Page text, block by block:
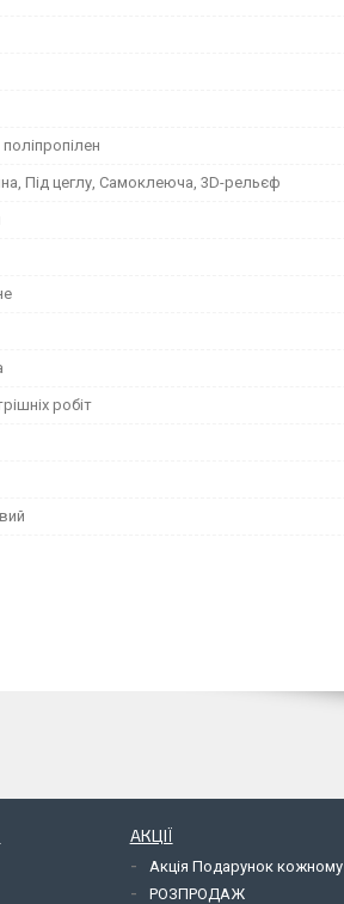
поліпропілен
Під цеглу, Самоклеюча, 3D-рельєф
робіт
АКЦІЇ
Акція Подарунок кожному
РОЗПРОДАЖ